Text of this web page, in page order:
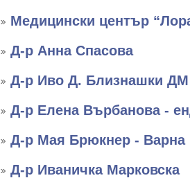
Медицински център
Д-р Анна Спасова
Д-р Иво Д. Близнашки ДМ
Д-р Елена Върбанова -
Д-р Мая Брюкнер - Варна
Д-р Иваничка Марковска